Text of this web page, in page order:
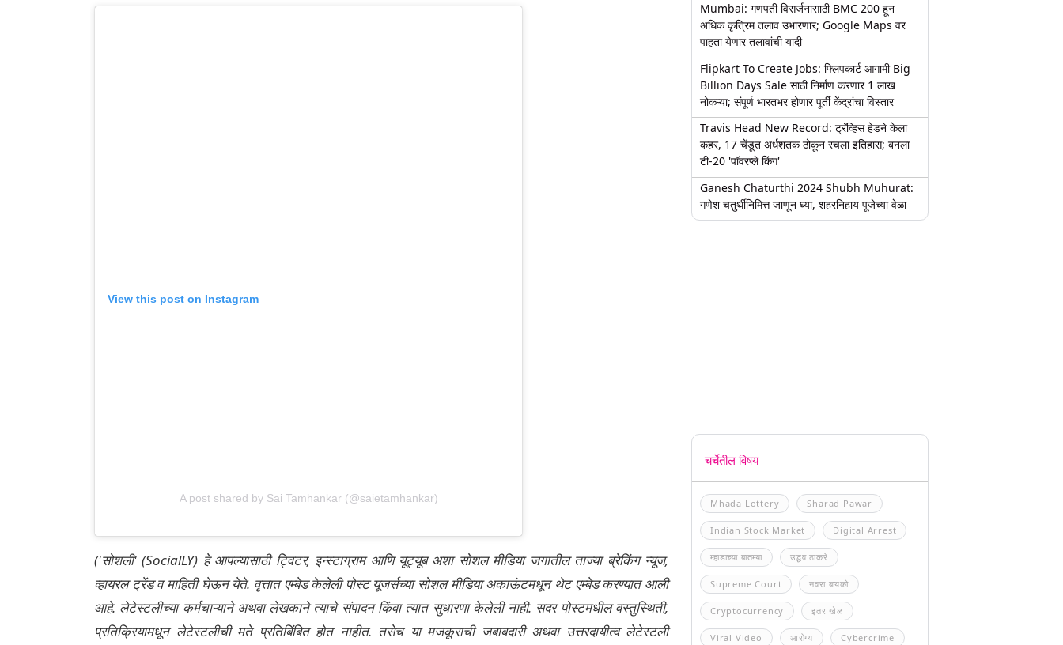
View this post on Instagram
A post shared by Sai Tamhankar (@saietamhankar)
('सोशली' (SocialLY) हे आपल्यासाठी ट्विटर, इन्स्टाग्राम आणि यूट्यूब अशा सोशल मीडिया जगातील ताज्या ब्रेकिंग न्यूज,
व्हायरल ट्रेंड व माहिती घेऊन येते. वृत्तात एम्बेड केलेली पोस्ट यूजर्सच्या सोशल मीडिया अकाऊंटमधून थेट एम्बेड करण्यात आली
आहे. लेटेस्टलीच्या कर्मचाऱ्याने अथवा लेखकाने त्याचे संपादन किंवा त्यात सुधारणा केलेली नाही. सदर पोस्टमधील वस्तुस्थिती,
प्रतिक्रियामधून लेटेस्टलीची मते प्रतिबिंबित होत नाहीत. तसेच या मजकूराची जबाबदारी अथवा उत्तरदायीत्व लेटेस्टली
Mumbai: गणपती विसर्जनासाठी BMC 200 हून
अधिक कृत्रिम तलाव उभारणार; Google Maps वर
पाहता येणार तलावांची यादी
Flipkart To Create Jobs: फ्लिपकार्ट आगामी Big
Billion Days Sale साठी निर्माण करणार 1 लाख
नोकऱ्या; संपूर्ण भारतभर होणार पूर्ती केंद्रांचा विस्तार
Travis Head New Record: ट्रॅव्हिस हेडने केला
कहर, 17 चेंडूत अर्धशतक ठोकून रचला इतिहास; बनला
टी-20 'पॉवरप्ले किंग'
Ganesh Chaturthi 2024 Shubh Muhurat:
गणेश चतुर्थीनिमित्त जाणून घ्या, शहरनिहाय पूजेच्या वेळा
चर्चेतील विषय
Mhada Lottery Sharad Pawar
Indian Stock Market Digital Arrest
म्हाडाच्या बातम्या उद्धव ठाकरे
Supreme Court नवरा बायको
Cryptocurrency इतर खेळ
Viral Video आरोग्य Cybercrime